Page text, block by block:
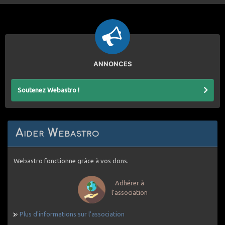
ANNONCES
Soutenez Webastro !
Aider Webastro
Webastro fonctionne grâce à vos dons.
Adhérer à
l'association
Plus d'informations sur l'association